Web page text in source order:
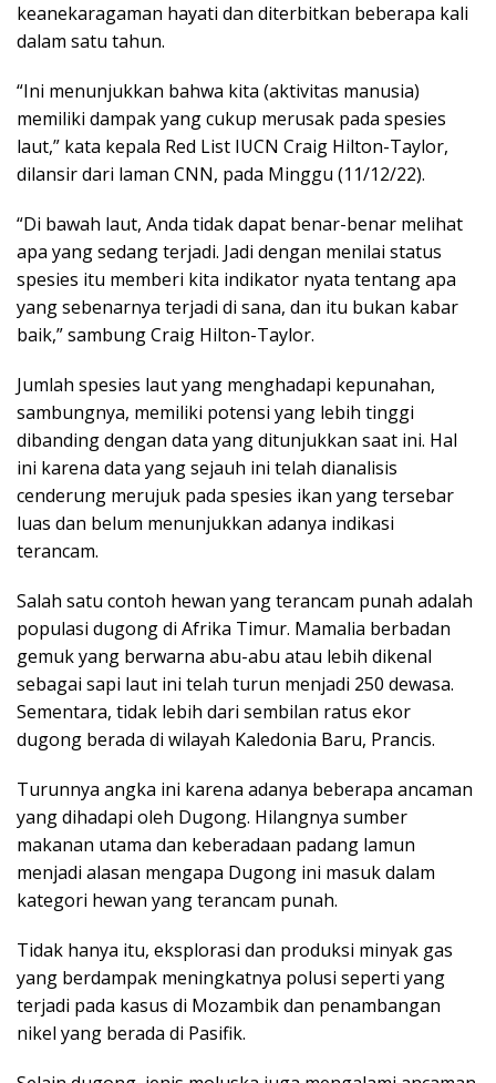
keanekaragaman hayati dan diterbitkan beberapa kali
dalam satu tahun.
“Ini menunjukkan bahwa kita (aktivitas manusia)
memiliki dampak yang cukup merusak pada spesies
laut,” kata kepala Red List IUCN Craig Hilton-Taylor,
dilansir dari laman CNN, pada Minggu (11/12/22).
“Di bawah laut, Anda tidak dapat benar-benar melihat
apa yang sedang terjadi. Jadi dengan menilai status
spesies itu memberi kita indikator nyata tentang apa
yang sebenarnya terjadi di sana, dan itu bukan kabar
baik,” sambung Craig Hilton-Taylor.
Jumlah spesies laut yang menghadapi kepunahan,
sambungnya, memiliki potensi yang lebih tinggi
dibanding dengan data yang ditunjukkan saat ini. Hal
ini karena data yang sejauh ini telah dianalisis
cenderung merujuk pada spesies ikan yang tersebar
luas dan belum menunjukkan adanya indikasi
terancam.
Salah satu contoh hewan yang terancam punah adalah
populasi dugong di Afrika Timur. Mamalia berbadan
gemuk yang berwarna abu-abu atau lebih dikenal
sebagai sapi laut ini telah turun menjadi 250 dewasa.
Sementara, tidak lebih dari sembilan ratus ekor
dugong berada di wilayah Kaledonia Baru, Prancis.
Turunnya angka ini karena adanya beberapa ancaman
yang dihadapi oleh Dugong. Hilangnya sumber
makanan utama dan keberadaan padang lamun
menjadi alasan mengapa Dugong ini masuk dalam
kategori hewan yang terancam punah.
Tidak hanya itu, eksplorasi dan produksi minyak gas
yang berdampak meningkatnya polusi seperti yang
terjadi pada kasus di Mozambik dan penambangan
nikel yang berada di Pasifik.